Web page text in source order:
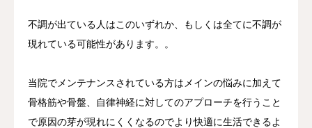
不調が出ている人はこのいずれか、もしくは全てに不調が
現れている可能性があります。。
当院でメンテナンスされている方はメインの悩みに加えて
骨格筋や骨盤、自律神経に対してのアプローチを行うこと
で原因の芽が現れにくくなるのでより快適に生活できるよ